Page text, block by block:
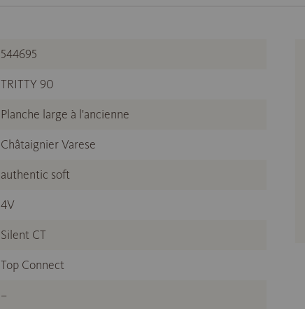
544695
TRITTY 90
Planche large à l'ancienne
Châtaignier Varese
authentic soft
4V
Silent CT
Top Connect
–